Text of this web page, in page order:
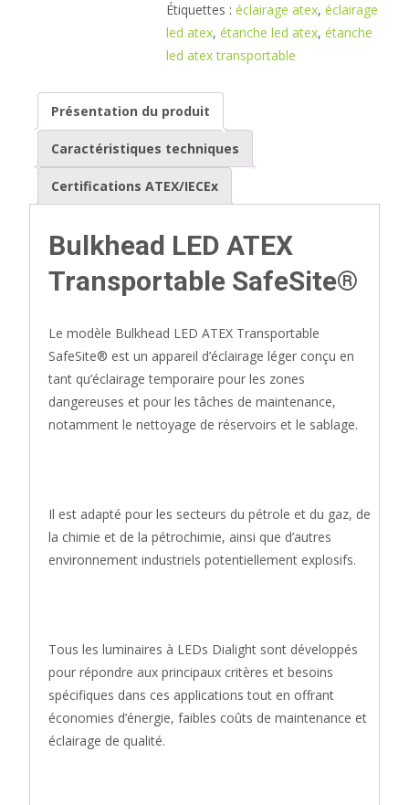
Étiquettes : éclairage atex, éclairage
led atex, étanche led atex, étanche
led atex transportable
Présentation du produit
Caractéristiques techniques
Certifications ATEX/IECEx
Bulkhead LED ATEX
Transportable SafeSite®
Le modèle Bulkhead LED ATEX Transportable
SafeSite® est un appareil d’éclairage léger conçu en
tant qu’éclairage temporaire pour les zones
dangereuses et pour les tâches de maintenance,
notamment le nettoyage de réservoirs et le sablage.
Il est adapté pour les secteurs du pétrole et du gaz, de
la chimie et de la pétrochimie, ainsi que d’autres
environnement industriels potentiellement explosifs.
Tous les luminaires à LEDs Dialight sont développés
pour répondre aux principaux critères et besoins
spécifiques dans ces applications tout en offrant
économies d’énergie, faibles coûts de maintenance et
éclairage de qualité.